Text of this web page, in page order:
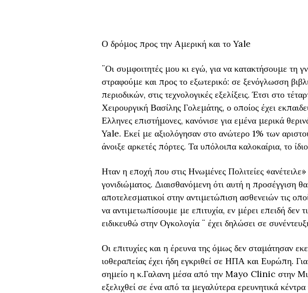
Ο δρόμος προς την Αμερική και το Yale
¨Οι συμφοιτητές μου κι εγώ, για να κατακτήσουμε τη
στραφούμε και προς το εξωτερικό: σε ξενόγλωσση
περιοδικών, στις τεχνολογικές εξελίξεις. Έτσι στο
Χειρουργική Βασίλης Γολεμάτης, ο οποίος έχει
Ελληνες επιστήμονες, κανόνισε για εμένα μερικά
Yale. Εκεί με αξιολόγησαν στο ανώτερο 1% των
άνοιξε αρκετές πόρτες. Τα υπόλοιπα καλοκαίρια, το
Ηταν η εποχή που στις Ηνωμένες Πολιτείες
γονιδιώματος. Διαισθανόμενη ότι αυτή η προσέγγιση
αποτελεσματικοί στην αντιμετώπιση ασθενειών τις
να αντιμετωπίσουμε με επιτυχία, εν μέρει επειδή δεν
ειδικευθώ στην Ογκολογία ¨ έχει δηλώσει σε
Οι επιτυχίες και η έρευνα της όμως δεν σταμάτησαν
ιοθεραπείας έχει ήδη εγκριθεί σε ΗΠΑ και Ευρώπη.
σημείο η κ.Γαλανη μέσα από την Mayo Clinic στην
εξελιχθεί σε ένα από τα μεγαλύτερα ερευνητικά